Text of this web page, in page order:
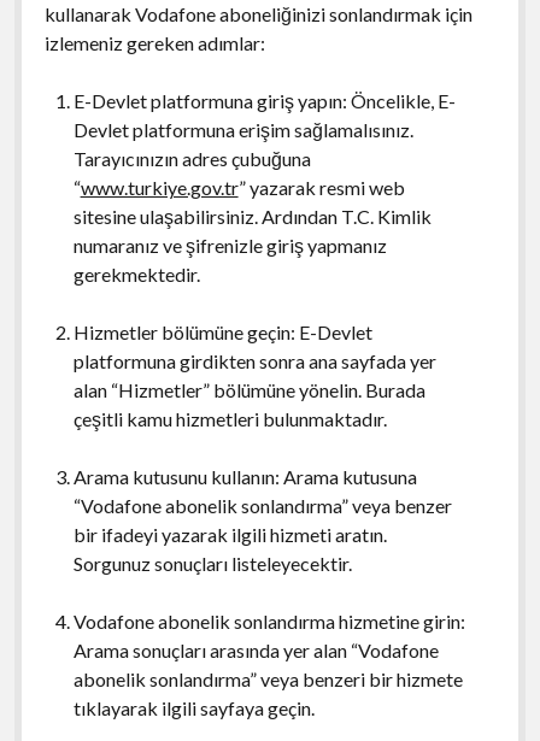
kullanarak Vodafone aboneliğinizi sonlandırmak için
izlemeniz gereken adımlar:
E-Devlet platformuna giriş yapın: Öncelikle, E-
Devlet platformuna erişim sağlamalısınız.
Tarayıcınızın adres çubuğuna
“www.turkiye.gov.tr” yazarak resmi web
sitesine ulaşabilirsiniz. Ardından T.C. Kimlik
numaranız ve şifrenizle giriş yapmanız
gerekmektedir.
Hizmetler bölümüne geçin: E-Devlet
platformuna girdikten sonra ana sayfada yer
alan “Hizmetler” bölümüne yönelin. Burada
çeşitli kamu hizmetleri bulunmaktadır.
Arama kutusunu kullanın: Arama kutusuna
“Vodafone abonelik sonlandırma” veya benzer
bir ifadeyi yazarak ilgili hizmeti aratın.
Sorgunuz sonuçları listeleyecektir.
Vodafone abonelik sonlandırma hizmetine girin:
Arama sonuçları arasında yer alan “Vodafone
abonelik sonlandırma” veya benzeri bir hizmete
tıklayarak ilgili sayfaya geçin.